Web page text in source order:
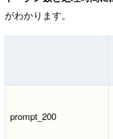
がわかります。
prompt_200